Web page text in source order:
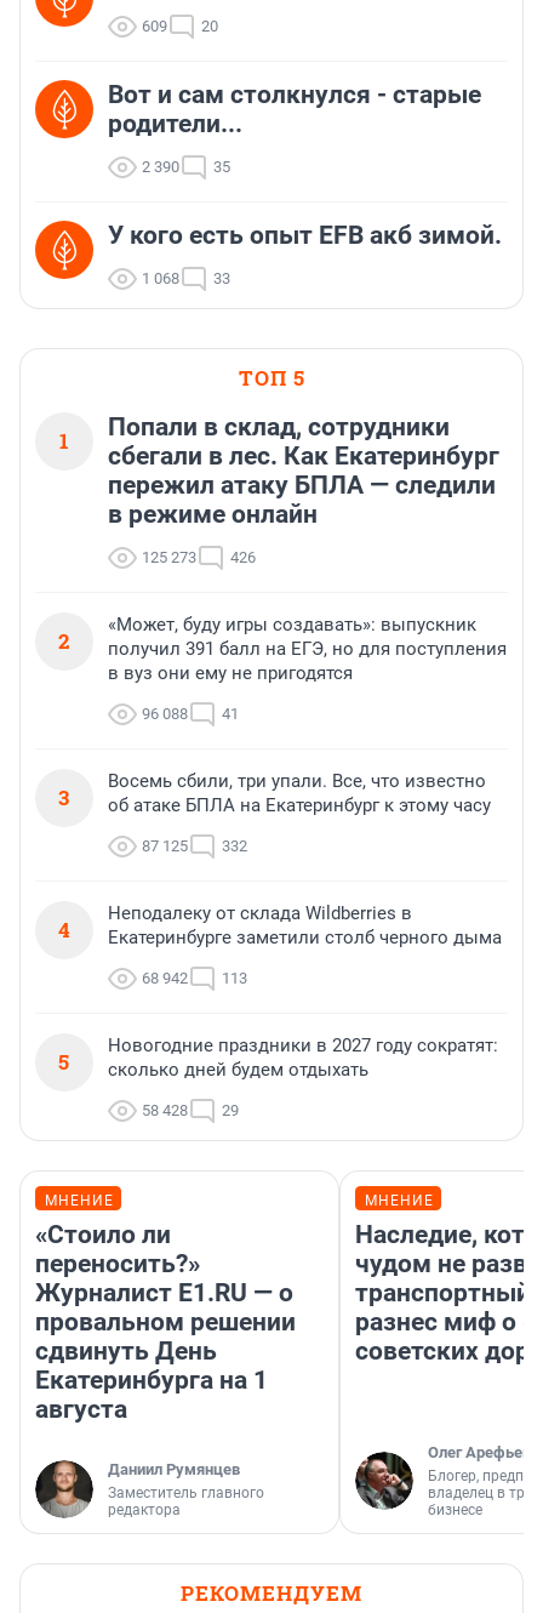
609 20
Вот и сам столкнулся - старые
родители...
2 390 35
У кого есть опыт EFB акб зимой.
1 068 33
ТОП 5
1
Попали в склад, сотрудники
сбегали в лес. Как Екатеринбург
пережил атаку БПЛА — следили
в режиме онлайн
125 273 426
2
«Может, буду игры создавать»: выпускник
получил 391 балл на ЕГЭ, но для поступления
в вуз они ему не пригодятся
96 088 41
3
Восемь сбили, три упали. Все, что известно
об атаке БПЛА на Екатеринбург к этому часу
87 125 332
4
Неподалеку от склада Wildberries в
Екатеринбурге заметили столб черного дыма
68 942 113
5
Новогодние праздники в 2027 году сократят:
сколько дней будем отдыхать
58 428 29
МНЕНИЕ
«Стоило ли
переносить?»
Журналист E1.RU — о
провальном решении
сдвинуть День
Екатеринбурга на 1
августа
Даниил Румянцев
Заместитель главного
редактора
МНЕНИЕ
Наследие,
чудом не
транспортный
разнес миф о
советских
Олег Арефьев
Блогер,
владелец в
бизнесе
РЕКОМЕНДУЕМ